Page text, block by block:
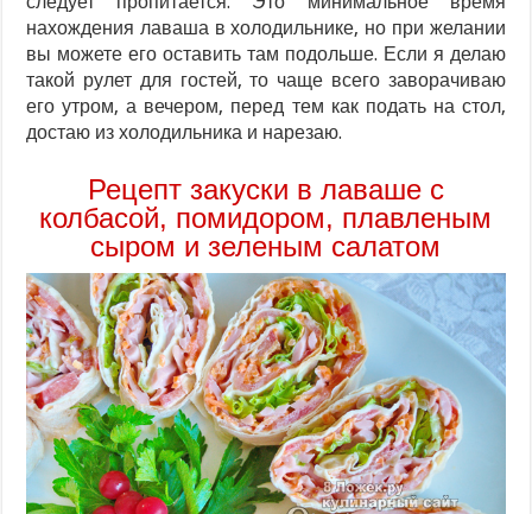
нахождения лаваша в холодильнике, но при желании
вы можете его оставить там подольше. Если я делаю
такой рулет для гостей, то чаще всего заворачиваю
его утром, а вечером, перед тем как подать на стол,
достаю из холодильника и нарезаю.
Рецепт закуски в лаваше с
колбасой, помидором, плавленым
сыром и зеленым салатом